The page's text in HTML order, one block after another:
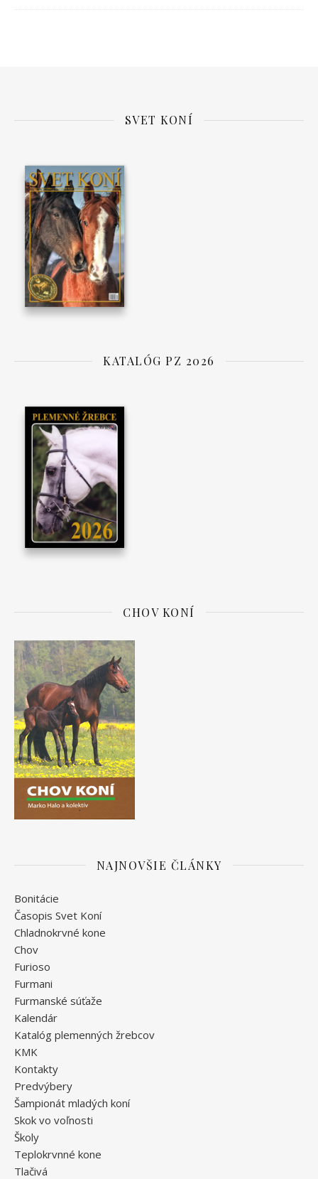
SVET KONÍ
KATALÓG PZ 2026
CHOV KONÍ
NAJNOVŠIE ČLÁNKY
Bonitácie
Časopis Svet Koní
Chladnokrvné kone
Chov
Furioso
Furmani
Furmanské súťaže
Kalendár
Katalóg plemenných žrebcov
KMK
Kontakty
Predvýbery
Šampionát mladých koní
Skok vo voľnosti
Školy
Teplokrvnné kone
Tlačivá